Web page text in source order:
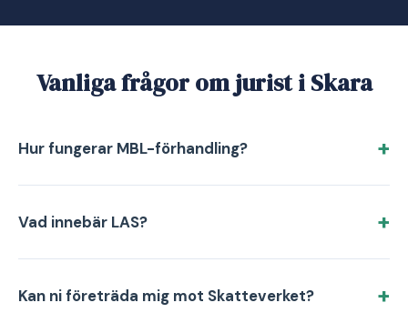
Vanliga frågor om jurist i Skara
Hur fungerar MBL-förhandling?
Vad innebär LAS?
Kan ni företräda mig mot Skatteverket?